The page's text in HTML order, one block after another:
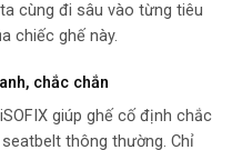
cùng đi sâu vào từng tiêu
chiếc ghế này.
chắc chắn
giúp ghế cố định chắc
thông thường. Chỉ